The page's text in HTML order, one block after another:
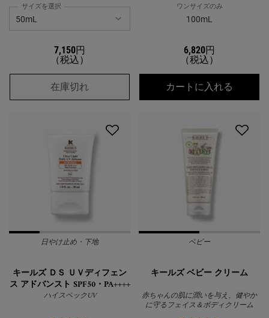
サイズを選択
7,150円
（税込）
在庫切れ キールズ DS プランプ セラム
ワンサイズのみ
100mL
6,820円
（税込）
カートに入れる
日やけ止め・下地
キールズ ＤＳ ＵＶディフェン
ス アドバンスト SPF50・PA++++
ハイスペックUV
ベビー
キールズ ベビー クリーム
赤ちゃんの肌に潤いを与え、健やか
に守るフェイス＆ボディクリーム